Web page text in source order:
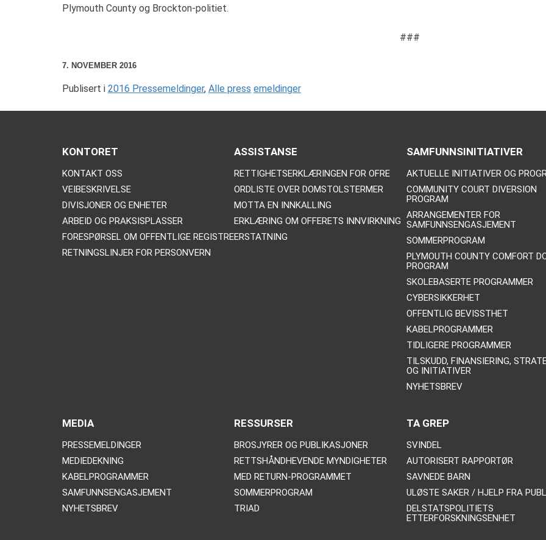
Plymouth County og Brockton-politiet.
###
7. NOVEMBER 2016
Publisert i 2016 Pressemeldinger, Alle press emeldinger
KONTORET
KONTAKT OSS
VEIBESKRIVELSE
DIVISJONER OG ENHETER
ARBEID OG PRAKSISPLASSER
FORESPØRSEL OM OFFENTLIGE REGISTRE
RETNINGSLINJER FOR PERSONVERN
ASSISTANSE
RETTIGHETSERKLÆRINGEN FOR OFRE
ORDLISTE OVER DOMSTOLSTERMER
MOTTA EN INNKALLING
ERKLÆRING OM OFFERETS INNVIRKNING
ERSTATNING
SAMFUNNSINITIATIVER
AKTUELLE INITIATIVER OG
COMMUNITY COURT DIVERSION
PROGRAM
ARRANGEMENTER FOR
SAMFUNNSENGASJEMENT
SOMMERPROGRAM
PLYMOUTH COUNTY COMFORT
PROGRAM
SKOLEBASERTE PROGRAMMER
CYBERSIKKERHET
OFFENTLIG BEVISSTHET
KABELPROGRAMMER
TIDLIGERE PROGRAMMER
TILSKUDD, FINANSIERING,
OG INITIATIVER
NYHETSBREV
MEDIA
PRESSEMELDINGER
MEDIEDEKNING
KABELPROGRAMMER
SAMFUNNSENGASJEMENT
NYHETSBREV
RESSURSER
BROSJYRER OG PUBLIKASJONER
RETTSHÅNDHEVENDE MYNDIGHETER
MED RETURN-PROGRAMMET
SOMMERPROGRAM
TRIAD
TA GREP
SVINDEL
AUTORISERT RAPPORTØR
SAVNEDE BARN
ULØSTE SAKER / HJELP FRA
DELSTATSPOLITIETS
ETTERFORSKNINGSENHET